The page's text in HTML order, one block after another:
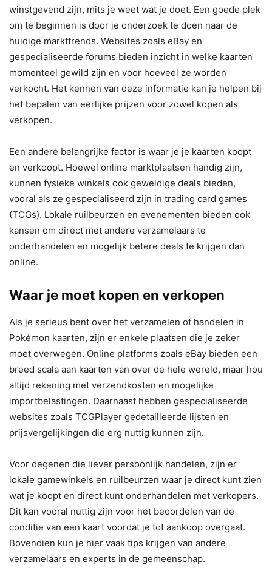
winstgevend zijn, mits je weet wat je doet. Een goede plek
om te beginnen is door je onderzoek te doen naar de
huidige markttrends. Websites zoals eBay en
gespecialiseerde forums bieden inzicht in welke kaarten
momenteel gewild zijn en voor hoeveel ze worden
verkocht. Het kennen van deze informatie kan je helpen bij
het bepalen van eerlijke prijzen voor zowel kopen als
verkopen.
Een andere belangrijke factor is waar je je kaarten koopt
en verkoopt. Hoewel online marktplaatsen handig zijn,
kunnen fysieke winkels ook geweldige deals bieden,
vooral als ze gespecialiseerd zijn in trading card games
(TCGs). Lokale ruilbeurzen en evenementen bieden ook
kansen om direct met andere verzamelaars te
onderhandelen en mogelijk betere deals te krijgen dan
online.
Waar je moet kopen en verkopen
Als je serieus bent over het verzamelen of handelen in
Pokémon kaarten, zijn er enkele plaatsen die je zeker
moet overwegen. Online platforms zoals eBay bieden een
breed scala aan kaarten van over de hele wereld, maar hou
altijd rekening met verzendkosten en mogelijke
importbelastingen. Daarnaast hebben gespecialiseerde
websites zoals TCGPlayer gedetailleerde lijsten en
prijsvergelijkingen die erg nuttig kunnen zijn.
Voor degenen die liever persoonlijk handelen, zijn er
lokale gamewinkels en ruilbeurzen waar je direct kunt zien
wat je koopt en direct kunt onderhandelen met verkopers.
Dit kan vooral nuttig zijn voor het beoordelen van de
conditie van een kaart voordat je tot aankoop overgaat.
Bovendien kun je hier vaak tips krijgen van andere
verzamelaars en experts in de gemeenschap.